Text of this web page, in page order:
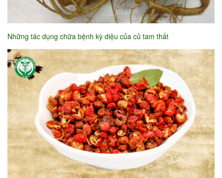
Những tác dụng chữa bệnh kỳ diệu của củ tam thất